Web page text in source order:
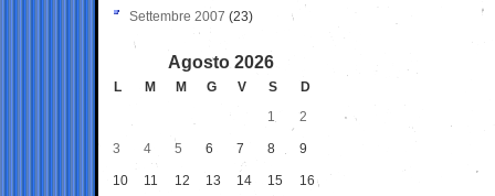
Settembre 2007 (23)
Agosto 2026
L M M G V S
D
1
2
3 4 5 6 7 8 9
10 11 12 13 14 15 16